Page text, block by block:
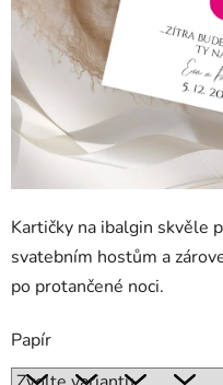
Kartičky na ibalgin skvěle
svatebním hostům a
po protančené noci.
Papír